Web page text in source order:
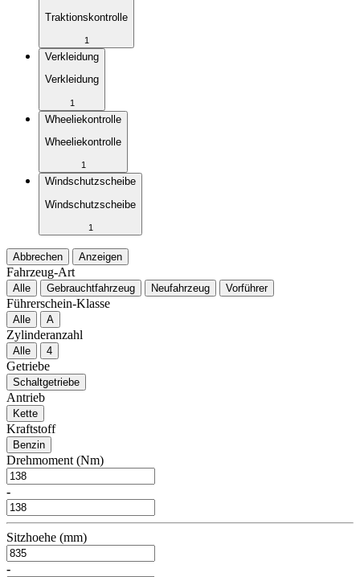
Traktionskontrolle
1
Verkleidung
Verkleidung
1
Wheeliekontrolle
Wheeliekontrolle
1
Windschutzscheibe
Windschutzscheibe
1
Abbrechen Anzeigen
Fahrzeug-Art
Alle Gebrauchtfahrzeug Neufahrzeug Vorführer
Führerschein-Klasse
Alle A
Zylinderanzahl
Alle 4
Getriebe
Schaltgetriebe
Antrieb
Kette
Kraftstoff
Benzin
Drehmoment (Nm)
-
Sitzhoehe (mm)
-